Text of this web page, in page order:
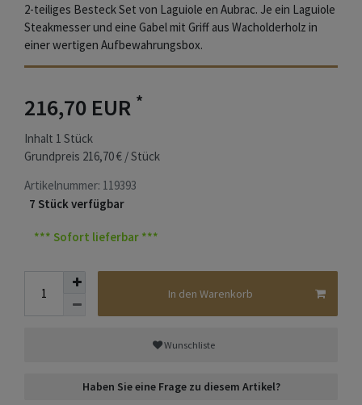
2-teiliges Besteck Set von Laguiole en Aubrac. Je ein Laguiole
Steakmesser und eine Gabel mit Griff aus Wacholderholz in
einer wertigen Aufbewahrungsbox.
216,70 EUR *
Inhalt 1 Stück
Grundpreis 216,70 € / Stück
Artikelnummer: 119393
7 Stück verfügbar
*** Sofort lieferbar ***
In den Warenkorb
Wunschliste
Haben Sie eine Frage zu diesem Artikel?